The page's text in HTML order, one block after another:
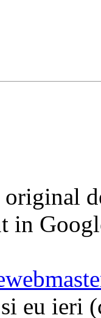
original
in
eu ieri